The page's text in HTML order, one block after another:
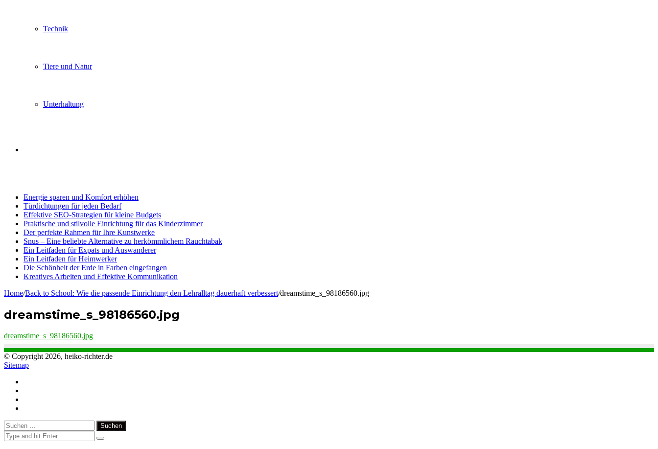
Technik
Tiere und Natur
Unterhaltung
Energie sparen und Komfort erhöhen
Türdichtungen für jeden Bedarf
Effektive SEO-Strategien für kleine Budgets
Praktische und stilvolle Einrichtung für das Kinderzimmer
Der perfekte Rahmen für Ihre Kunstwerke
Snus – Eine beliebte Alternative zu herkömmlichem Rauchtabak
Ein Leitfaden für Expats und Auswanderer
Ein Leitfaden für Heimwerker
Die Schönheit der Erde in Farben eingefangen
Kreatives Arbeiten und Effektive Kommunikation
Home/Back to School: Wie die passende Einrichtung den Lehralltag dauerhaft verbessert/dreamstime_s_98186560.jpg
dreamstime_s_98186560.jpg
dreamstime_s_98186560.jpg
© Copyright 2026, heiko-richter.de
Sitemap
Close
Suchen
nach: